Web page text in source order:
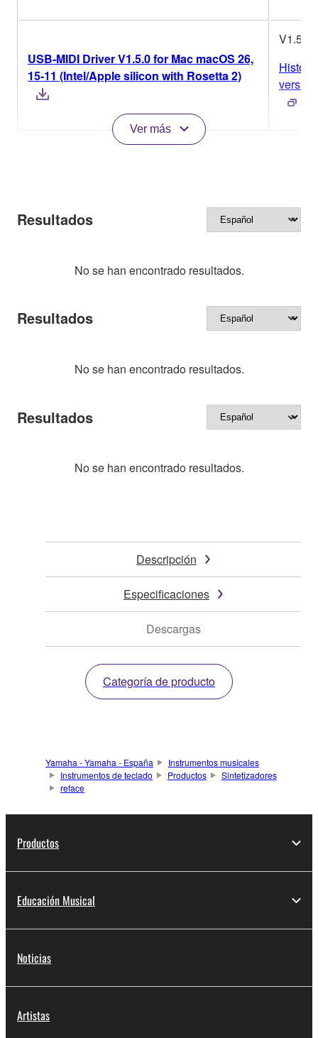
USB-MIDI Driver V1.5.0 for Mac macOS 26,
15-11 (Intel/Apple silicon with Rosetta 2)
V1.5.0
Ver más
Resultados
No se han encontrado resultados.
Resultados
No se han encontrado resultados.
Resultados
No se han encontrado resultados.
Descripción
Especificaciones
Descargas
Categoría de producto
Yamaha - Yamaha - España
Instrumentos musicales
Instrumentos de teclado
Productos
Sintetizadores
reface
Productos
Educación Musical
Noticias
Artistas